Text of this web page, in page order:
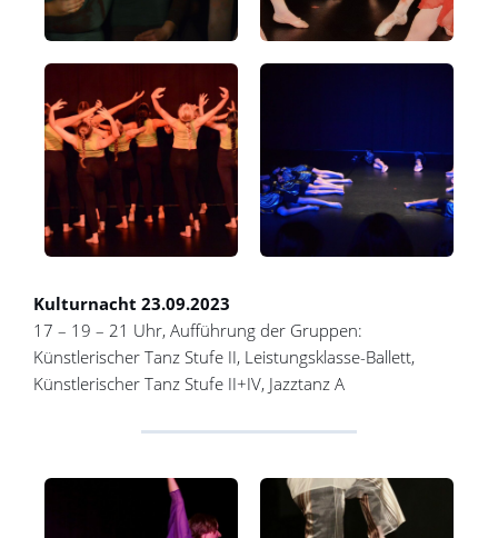
Kulturnacht 23.09.2023
17 – 19 – 21 Uhr, Aufführung der Gruppen:
Künstlerischer Tanz Stufe II, Leistungsklasse-Ballett,
Künstlerischer Tanz Stufe II+IV, Jazztanz A